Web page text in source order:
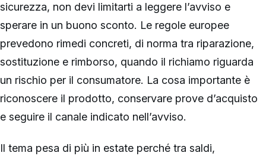
sicurezza, non devi limitarti a leggere l’avviso e
sperare in un buono sconto. Le regole europee
prevedono rimedi concreti, di norma tra riparazione,
sostituzione e rimborso, quando il richiamo riguarda
un rischio per il consumatore. La cosa importante è
riconoscere il prodotto, conservare prove d’acquisto
e seguire il canale indicato nell’avviso.
Il tema pesa di più in estate perché tra saldi,